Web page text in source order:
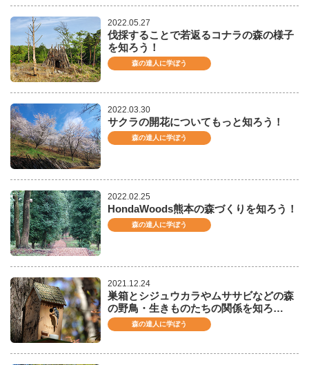
2022.05.27
伐採することで若返るコナラの森の様子
を知ろう！
森の達人に学ぼう
2022.03.30
サクラの開花についてもっと知ろう！
森の達人に学ぼう
2022.02.25
HondaWoods熊本の森づくりを知ろう！
森の達人に学ぼう
2021.12.24
巣箱とシジュウカラやムササビなどの森
の野鳥・生きものたちの関係を知ろ…
森の達人に学ぼう